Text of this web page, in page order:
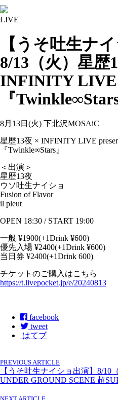
LIVE
【うそ吐生ナ
8/13（火）星歴
INFINITY LIVE
『Twinkle∞Stars
8月13日(火) 下北沢MOSAiC
星歴13夜 × INFINITY LIVE
『Twinkle∞Stars』
＜出演＞
星歴13夜
ウソ吐生ナイショ
Fusion of Flavor
il pleut
OPEN 18:30 / START 19:00
一般 ¥1900(+1Drink ¥600)
優先入場 ¥2400(+1Drink ¥600)
当日券 ¥2400(+1Drink 600)
チケットのご購入はこちら
https://t.livepocket.jp/e/20240813
facebook
tweet
はてブ
PREVIOUS ARTICLE
【うそ吐生ナイショ出演】8/
UNDER GROUND SCENE 超